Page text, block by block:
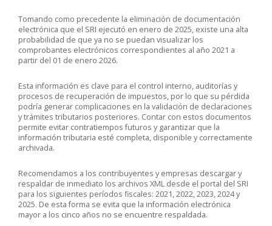
Tomando como precedente la eliminación de documentación
electrónica que el SRI ejecutó en enero de 2025, existe una alta
probabilidad de que ya no se puedan visualizar los
comprobantes electrónicos correspondientes al año 2021 a
partir del 01 de enero 2026.
Esta información es clave para el control interno, auditorías y
procesos de recuperación de impuestos, por lo que su pérdida
podría generar complicaciones en la validación de declaraciones
y trámites tributarios posteriores. Contar con estos documentos
permite evitar contratiempos futuros y garantizar que la
información tributaria esté completa, disponible y correctamente
archivada.
Recomendamos a los contribuyentes y empresas descargar y
respaldar de inmediato los archivos XML desde el portal del SRI
para los siguientes períodos fiscales: 2021, 2022, 2023, 2024 y
2025. De esta forma se evita que la información electrónica
mayor a los cinco años no se encuentre respaldada.